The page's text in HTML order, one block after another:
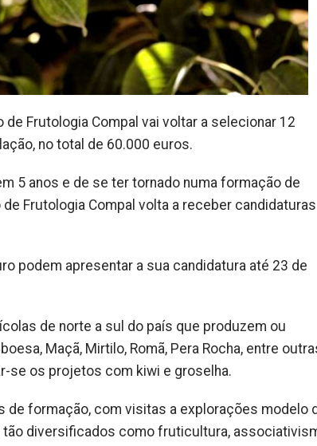
Frutologia Compal vai voltar a selecionar 12
no total de 60.000 euros.
5 anos e de se ter tornado numa formação de
Frutologia Compal volta a receber candidaturas
podem apresentar a sua candidatura até 23 de
de norte a sul do país que produzem ou
Maçã, Mirtilo, Romã, Pera Rocha, entre
se os projetos com kiwi e groselha.
de formação, com visitas a explorações modelo
diversificados como fruticultura,